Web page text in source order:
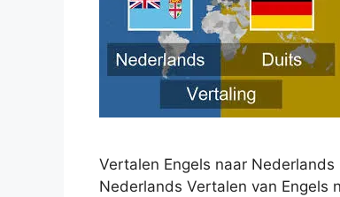
Vertalen Engels naar
Nederlands Vertalen van Engels